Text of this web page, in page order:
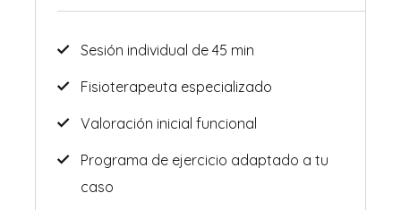
Sesión individual de 45 min
Fisioterapeuta especializado
Valoración inicial funcional
Programa de ejercicio adaptado a tu
caso